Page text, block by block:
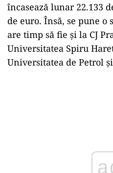
încasează lunar 22.133
de euro. Însă, se pune
are timp să fie și la CJ
Universitatea Spiru
Universitatea de Petrol